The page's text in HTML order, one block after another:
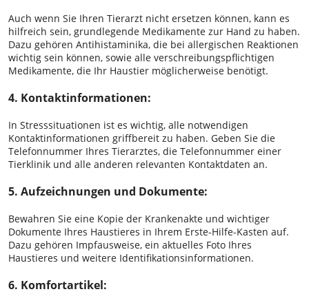
Auch wenn Sie Ihren Tierarzt nicht ersetzen können, kann es
hilfreich sein, grundlegende Medikamente zur Hand zu haben.
Dazu gehören Antihistaminika, die bei allergischen Reaktionen
wichtig sein können, sowie alle verschreibungspflichtigen
Medikamente, die Ihr Haustier möglicherweise benötigt.
4. Kontaktinformationen:
In Stresssituationen ist es wichtig, alle notwendigen
Kontaktinformationen griffbereit zu haben. Geben Sie die
Telefonnummer Ihres Tierarztes, die Telefonnummer einer
Tierklinik und alle anderen relevanten Kontaktdaten an.
5. Aufzeichnungen und Dokumente:
Bewahren Sie eine Kopie der Krankenakte und wichtiger
Dokumente Ihres Haustieres in Ihrem Erste-Hilfe-Kasten auf.
Dazu gehören Impfausweise, ein aktuelles Foto Ihres
Haustieres und weitere Identifikationsinformationen.
6. Komfortartikel: